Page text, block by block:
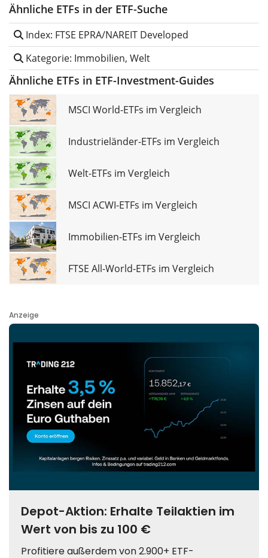
Ähnliche ETFs in der ETF-Suche
Index: FTSE EPRA/NAREIT Developed
Kategorie: Immobilien, Welt
Ähnliche ETFs in ETF-Investment-Guides
MSCI World-ETFs im Vergleich
Industrieländer-ETFs im Vergleich
Welt-ETFs im Vergleich
MSCI ACWI-ETFs im Vergleich
Immobilien-ETFs im Vergleich
FTSE All-World-ETFs im Vergleich